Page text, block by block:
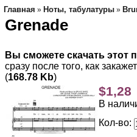
Главная » Ноты, табулатуры »
Grenade
Вы сможете скачать этот
сразу после того, как
(168.78 Kb)
$1,28
В
Кол-во: